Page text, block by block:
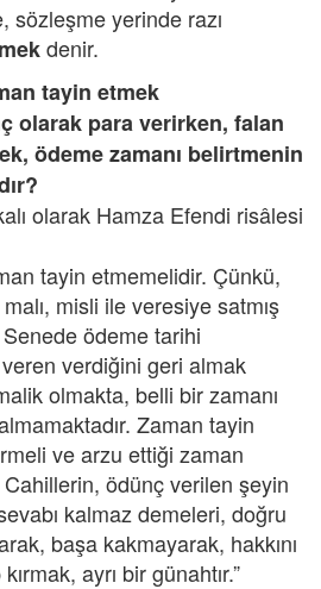
sözleşme yerinde razı
denir.
tayin etmek
olarak para verirken, falan
ödeme zamanı belirtmenin
olarak Hamza Efendi risâlesi
tayin etmemelidir. Çünkü,
misli ile veresiye satmış
ödeme tarihi
verdiğini geri almak
olmakta, belli bir zamanı
Zaman tayin
ve arzu ettiği zaman
Cahillerin, ödünç verilen şeyin
kalmaz demeleri, doğru
başa kakmayarak, hakkını
ayrı bir günahtır.”